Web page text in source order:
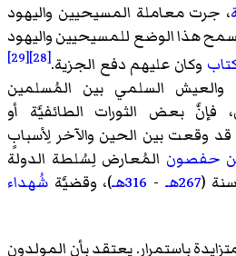
، جرت معاملة المسيحيين واليهود
هذا الوضع للمسيحيين واليهود
وكان عليهم دفع الجزية.[28]
[29]
والعيش السلمي بين المُسلمين
فإنَّ بعض الثورات الطائفيَّة أو
وقعت بين الحين والآخر لِأسبابٍ
حفصون المُعارض لِسُلطة الدولة
267هـ - 316هـ )، وقضيَّة شُهداء
باستمرار. يعتقد بأن المولدون